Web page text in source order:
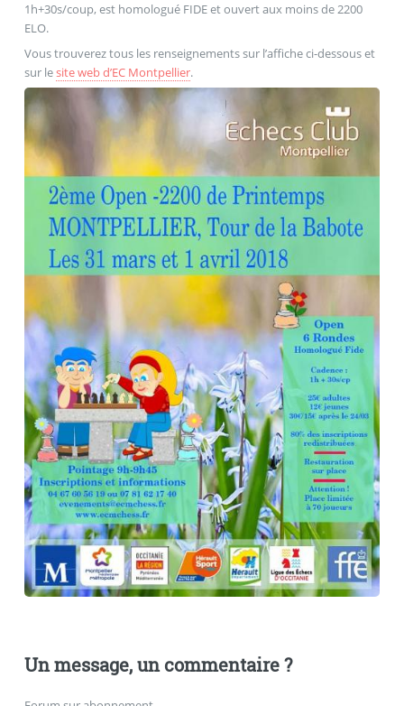
1h+30s/coup, est homologué FIDE et ouvert aux moins de 2200
ELO.
Vous trouverez tous les renseignements sur l’affiche ci-dessous et
sur lesite web d’EC Montpellier.
Un message, un commentaire ?